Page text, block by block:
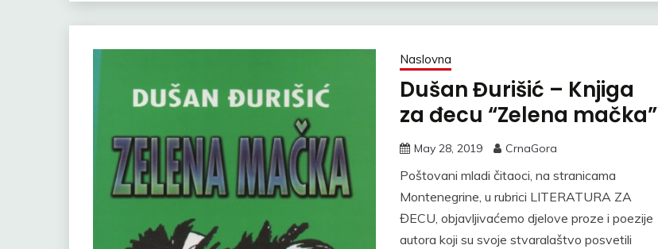
Naslovna
Dušan Đurišić – Knjiga
za đecu “Zelena mačka”
May 28, 2019 CrnaGora
Poštovani mladi čitaoci, na stranicama
Montenegrine, u rubrici LITERATURA ZA
ĐECU, objavljivaćemo djelove proze i poezije
autora koji su svoje stvaralaštvo posvetili